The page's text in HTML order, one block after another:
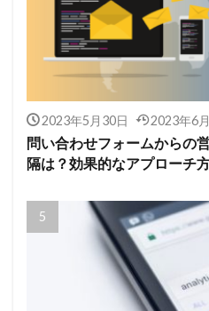
2023年5月30日 2023年6
問い合わせフォームからの
隔は？効果的なアプローチ